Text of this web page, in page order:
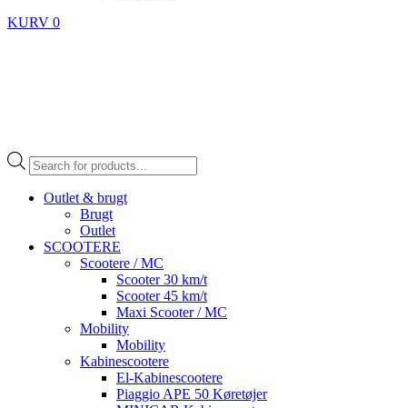
KURV 0
Products
search
Outlet & brugt
Brugt
Outlet
SCOOTERE
Scootere / MC
Scooter 30 km/t
Scooter 45 km/t
Maxi Scooter / MC
Mobility
Mobility
Kabinescootere
El-Kabinescootere
Piaggio APE 50 Køretøjer